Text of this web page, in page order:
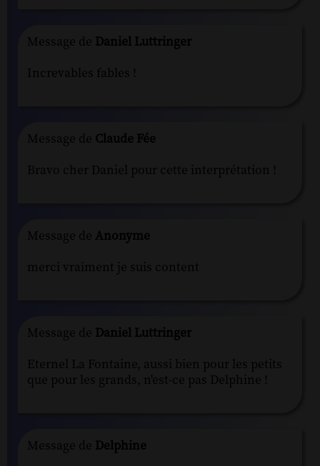
Message de Daniel Luttringer
Increvables fables !
Message de Claude Fée
Bravo cher Daniel pour cette interprétation !
Message de Anonyme
merci vraiment je suis content
Message de Daniel Luttringer
Eternel La Fontaine, aussi bien pour les petits
que pour les grands, n'est-ce pas Delphine !
Message de Delphine